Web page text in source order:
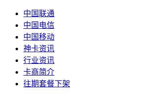
中国联通
中国电信
中国移动
神卡资讯
行业资讯
卡商简介
往期套餐下架